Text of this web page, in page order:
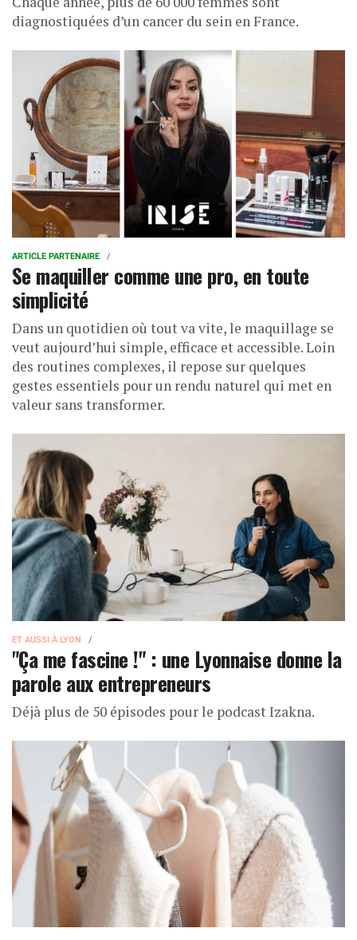
diagnostiquées d’un cancer du sein en France.
ARTICLE PARTENAIRE
Se maquiller comme une pro, en toute
simplicité
Dans un quotidien où tout va vite, le maquillage se
veut aujourd’hui simple, efficace et accessible. Loin
des routines complexes, il repose sur quelques
gestes essentiels pour un rendu naturel qui met en
valeur sans transformer.
ET AUSSI À LYON
"Ça me fascine !" : une Lyonnaise donne la
parole aux entrepreneurs
Déjà plus de 50 épisodes pour le podcast Izakna.